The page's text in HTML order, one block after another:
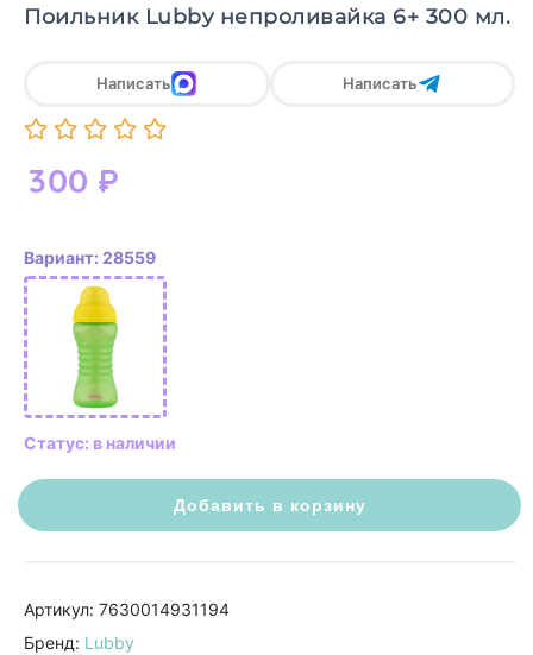
Поильник Lubby непроливайка 6+ 300 мл.
300 ₽
Написать Написать
Вариант: 28559
Статус: в наличии
Добавить в корзину
Артикул: 7630014931194
Бренд: Lubby